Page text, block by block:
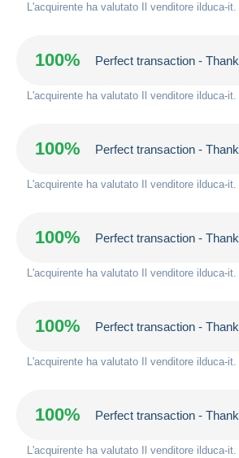
L'acquirente ha valutato Il venditore ilduca-it.
100% Perfect transaction -
L'acquirente ha valutato Il venditore ilduca-it.
100% Perfect transaction -
L'acquirente ha valutato Il venditore ilduca-it.
100% Perfect transaction -
L'acquirente ha valutato Il venditore ilduca-it.
100% Perfect transaction -
L'acquirente ha valutato Il venditore ilduca-it.
100% Perfect transaction -
L'acquirente ha valutato Il venditore ilduca-it.